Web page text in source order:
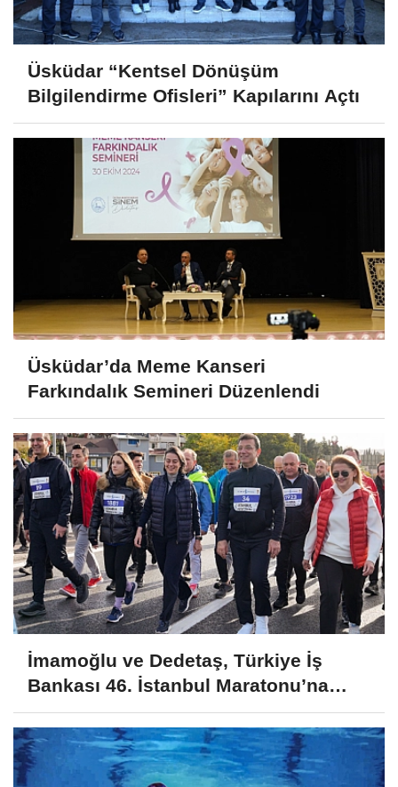
Üsküdar “Kentsel Dönüşüm
Bilgilendirme Ofisleri” Kapılarını Açtı
Üsküdar’da Meme Kanseri
Farkındalık Semineri Düzenlendi
İmamoğlu ve Dedetaş, Türkiye İş
Bankası 46. İstanbul Maratonu’na
Katıldı